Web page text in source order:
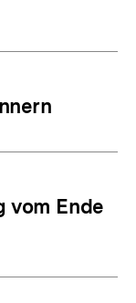
vom Ende